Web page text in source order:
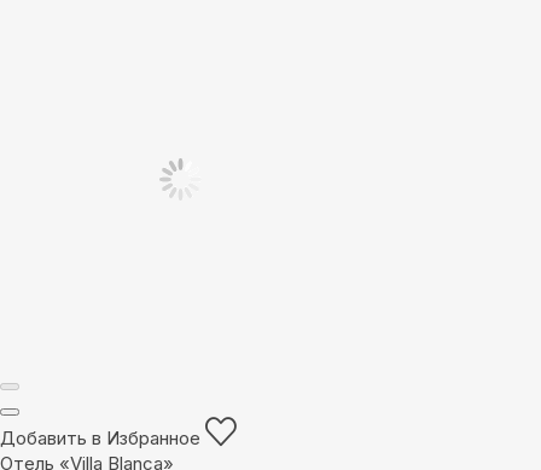
Добавить в Избранное
Отель «Villa Blanca»